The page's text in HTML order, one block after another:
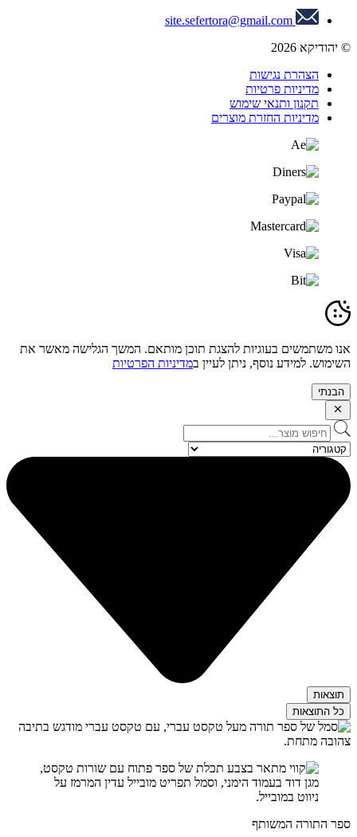
site.sefertora@gmail.com
© יהודיקא 2026
הצהרת נגישות
מדיניות פרטיות
תקנון ותנאי שימוש
מדיניות החזרת מוצרים
אנו משתמשים בעוגיות להצגת תוכן מותאם. המשך הגלישה מאשר את
השימוש. למידע נוסף, ניתן לעיין במדיניות הפרטיות
הבנתי
Search
...
תוצאות
כל התוצאות
ספר התורה המשותף